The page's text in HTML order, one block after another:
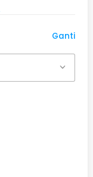
Ganti